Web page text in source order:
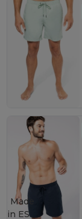
Made
in ES